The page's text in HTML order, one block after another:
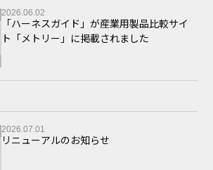
2026.06.02
「ハーネスガイド」が産業用製品比較サイ
ト「メトリー」に掲載されました
2026.07.01
リニューアルのお知らせ